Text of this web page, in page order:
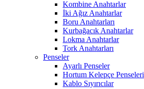
Kombine Anahtarlar
İki Ağız Anahtarlar
Boru Anahtarları
Kurbağacık Anahtarlar
Lokma Anahtarlar
Tork Anahtarları
Penseler
Ayarlı Penseler
Hortum Kelepçe Penseleri
Kablo Sıyırıcılar